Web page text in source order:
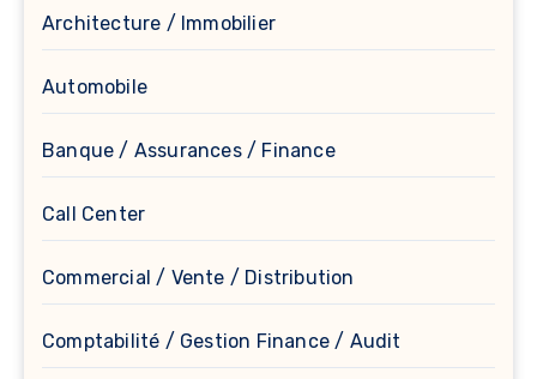
Architecture / Immobilier
Automobile
Banque / Assurances / Finance
Call Center
Commercial / Vente / Distribution
Comptabilité / Gestion Finance / Audit